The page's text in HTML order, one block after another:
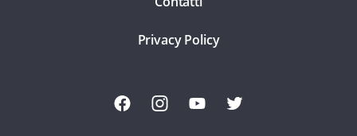
Privacy Policy